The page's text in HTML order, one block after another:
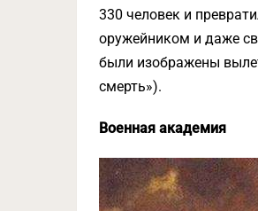
330 человек и
оружейником и даже
были изображены
смерть»).
Военная академия